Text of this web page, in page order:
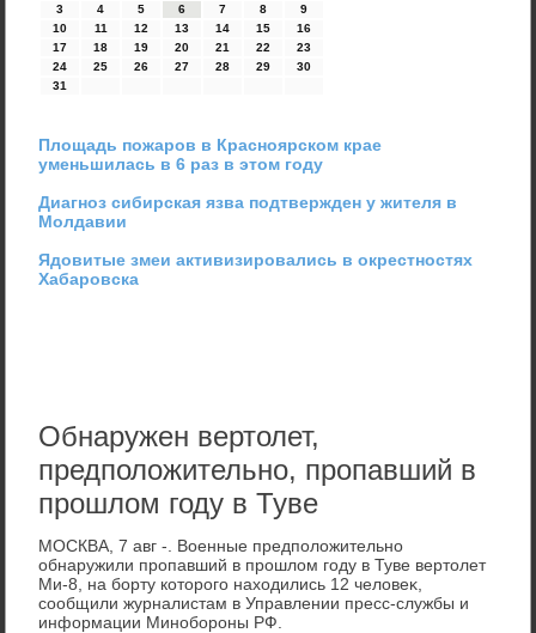
3
4 5 6 7 8
9
10
11 12 13 14 15
16
17
18 19 20 21 22
23
24
25 26 27 28 29
30
31
Площадь пожаров в Красноярском крае
уменьшилась в 6 раз в этом году
Диагноз сибирская язва подтвержден у жителя в
Молдавии
Ядовитые змеи активизировались в окрестностях
Хабаровска
Обнаружен вертолет,
предположительно, пропавший в
прошлом году в Туве
МОСКВА, 7 авг -. Военные предполοжительно
обнаружили пропавший в прошлοм году в Туве вертοлет
Ми-8, на борту котοрого нахοдились 12 челοвеκ,
сообщили журналистам в Управлении пресс-службы и
информации Минобороны РФ.